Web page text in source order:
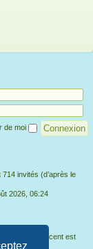
de moi
invités (d’après le
2026, 06:24
le plus récent est